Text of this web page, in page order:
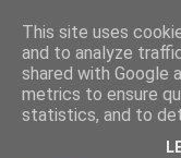
This site uses
and to analyze
shared with Google
metrics to ensure
statistics, and to